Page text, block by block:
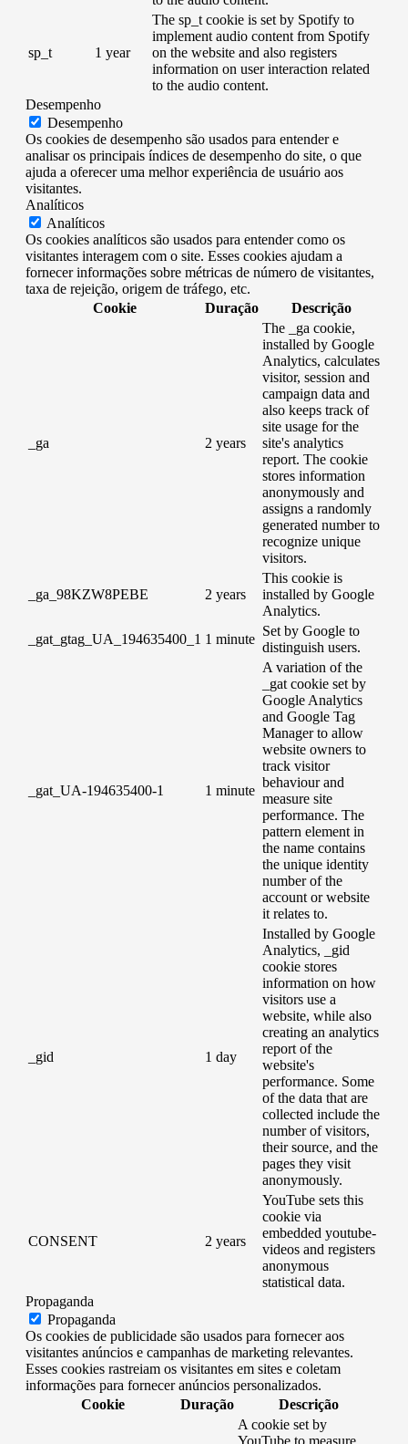
sp_t 1 year
The sp_t cookie is set by Spotify to
implement audio content from Spotify
on the website and also registers
information on user interaction related
to the audio content.
Desempenho
Desempenho
Os cookies de desempenho são usados ​​para entender e
analisar os principais índices de desempenho do site, o que
ajuda a oferecer uma melhor experiência de usuário aos
visitantes.
Analíticos
Analíticos
Os cookies analíticos são usados ​​para entender como os
visitantes interagem com o site. Esses cookies ajudam a
fornecer informações sobre métricas de número de visitantes,
taxa de rejeição, origem de tráfego, etc.
Cookie
Duração Descrição
_ga 2 years
The _ga cookie,
installed by Google
Analytics, calculates
visitor, session and
campaign data and
also keeps track of
site usage for the
site's analytics
report. The cookie
stores information
anonymously and
assigns a randomly
generated number to
recognize unique
visitors.
_ga_98KZW8PEBE 2 years
This cookie is
installed by Google
Analytics.
_gat_gtag_UA_194635400_1 1 minute
Set by Google to
distinguish users.
_gat_UA-194635400-1 1 minute
A variation of the
_gat cookie set by
Google Analytics
and Google Tag
Manager to allow
website owners to
track visitor
behaviour and
measure site
performance. The
pattern element in
the name contains
the unique identity
number of the
account or website
it relates to.
_gid 1 day
Installed by Google
Analytics, _gid
cookie stores
information on how
visitors use a
website, while also
creating an analytics
report of the
website's
performance. Some
of the data that are
collected include the
number of visitors,
their source, and the
pages they visit
anonymously.
CONSENT 2 years
YouTube sets this
cookie via
embedded youtube-
videos and registers
anonymous
statistical data.
Propaganda
Propaganda
Os cookies de publicidade são usados ​​para fornecer aos
visitantes anúncios e campanhas de marketing relevantes.
Esses cookies rastreiam os visitantes em sites e coletam
informações para fornecer anúncios personalizados.
Cookie
Duração
Descrição
A cookie set by